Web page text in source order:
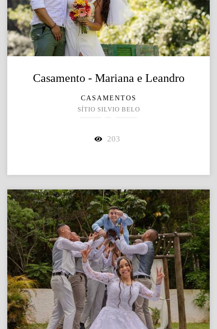
Casamento - Mariana e Leandro
CASAMENTOS
SÍTIO SILVIO BELO
203